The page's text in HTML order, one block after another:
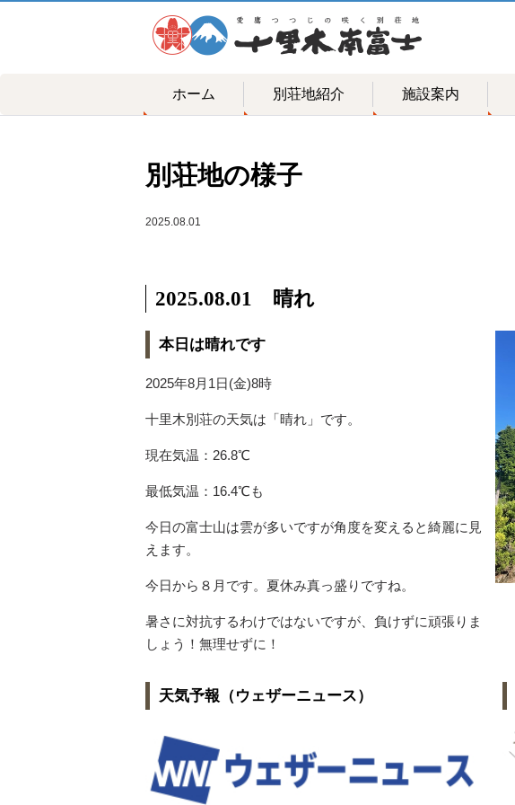
ホーム 別荘地紹介 施設案内
別荘地の様子
2025.08.01
2025.08.01 晴れ
本日は晴れです
2025年8月1日(金)8時
十里木別荘の天気は「晴れ」です。
現在気温：26.8℃
最低気温：16.4℃も
今日の富士山は雲が多いですが角度を変えると綺麗に見
えます。
今日から８月です。夏休み真っ盛りですね。
暑さに対抗するわけではないですが、負けずに頑張りま
しょう！無理せずに！
天気予報（ウェザーニュース）